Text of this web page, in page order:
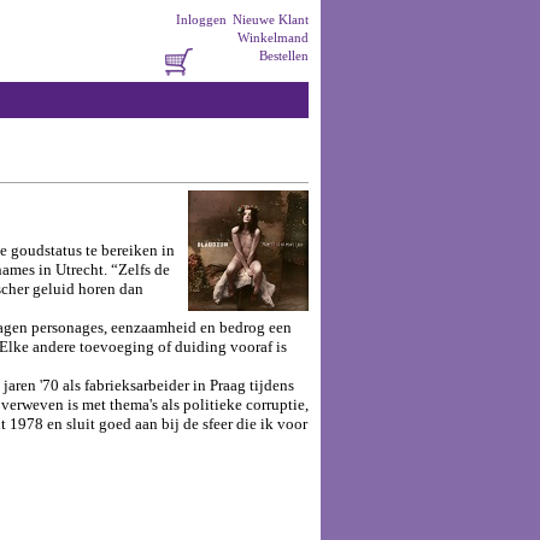
Nieuwe Klant
Inloggen
Winkelmand
Bestellen
goudstatus te bereiken in
in Utrecht. “Zelfs de
geluid horen dan
personages, eenzaamheid en bedrog een
andere toevoeging of duiding vooraf is
'70 als fabrieksarbeider in Praag tijdens
is met thema's als politieke corruptie,
1978 en sluit goed aan bij de sfeer die ik voor